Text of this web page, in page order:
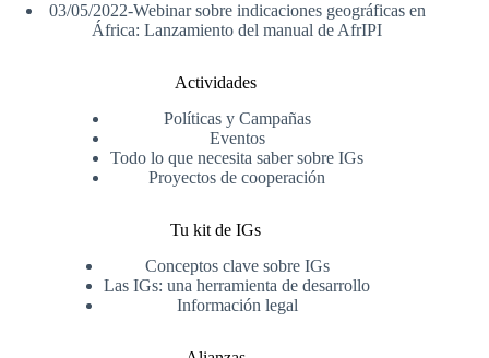
03/05/2022-Webinar sobre indicaciones geográficas en
África: Lanzamiento del manual de AfrIPI
Actividades
Políticas y Campañas
Eventos
Todo lo que necesita saber sobre IGs
Proyectos de cooperación
Tu kit de IGs
Conceptos clave sobre IGs
Las IGs: una herramienta de desarrollo
Información legal